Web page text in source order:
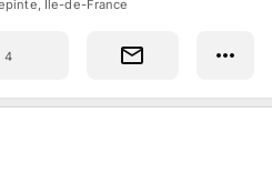
Île-de-France
4